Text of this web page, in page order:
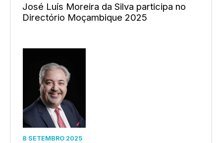
José Luís Moreira da Silva participa no
Directório Moçambique 2025
8 SETEMBRO 2025